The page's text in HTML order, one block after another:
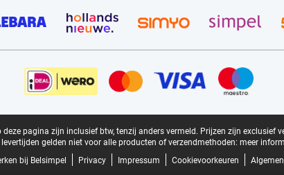
deze pagina zijn inclusief btw, tenzij anders vermeld. Prijzen zijn exclusief
gelden niet voor alle producten of verzendmethoden: meer
bij Belsimpel Privacy Impressum Cookievoorkeuren